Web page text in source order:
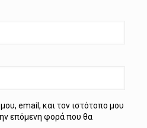
email, και τον ιστότοπο μου
επόμενη φορά που θα